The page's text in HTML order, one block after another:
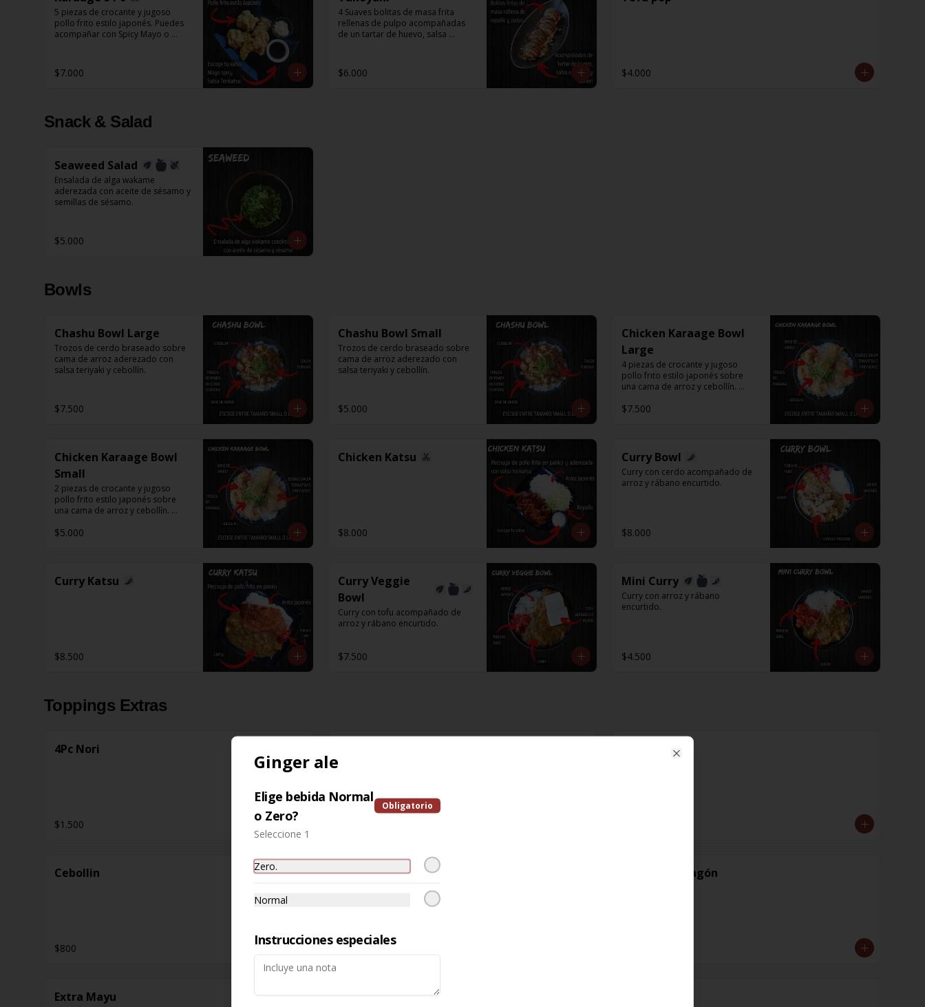
5 piezas de crocante y jugoso
pollo frito estilo japonés. Puedes
acompañar con Spicy Mayo o
$7.000
4 Suaves bolitas de masa frita
rellenas de pulpo acompañadas
de un tartar de huevo, salsa
$6.000 $4.000
Snack & Salad
Seaweed Salad
Ensalada de alga wakame
aderezada con aceite de sésamo y
semillas de sésamo.
$5.000
Bowls
Chashu Bowl Large
Trozos de cerdo braseado sobre
cama de arroz aderezado con
salsa teriyaki y cebollín.
$7.500
Chashu Bowl Small
Trozos de cerdo braseado sobre
cama de arroz aderezado con
salsa teriyaki y cebollín.
$5.000
Chicken Karaage Bowl
Large
4 piezas de crocante y jugoso
pollo frito estilo japonés sobre
una cama de arroz y cebollín.
Mayo o Salsa Tonkatsu.
$7.500
Chicken Karaage Bowl
Small
2 piezas de crocante y jugoso
pollo frito estilo japonés sobre
una cama de arroz y cebollín.
Mayo o Salsa Tonkatsu.
$5.000
Chicken Katsu
$8.000
Curry Bowl
Curry con cerdo acompañado de
arroz y rábano encurtido.
$8.000
Curry Katsu
$8.500
Curry Veggie
Bowl
Curry con tofu acompañado de
arroz y rábano encurtido.
$7.500
Mini Curry
Curry con arroz y rábano
encurtido.
$4.500
Toppings Extras
4Pc Nori
$1.500
Cebollin
$800
Choclo
$1.000
Diente de dragón
Extra Mayu
Ginger ale
Elige bebida Normal
o Zero?
Obligatorio
Seleccione 1
Zero.
Normal
Instrucciones especiales